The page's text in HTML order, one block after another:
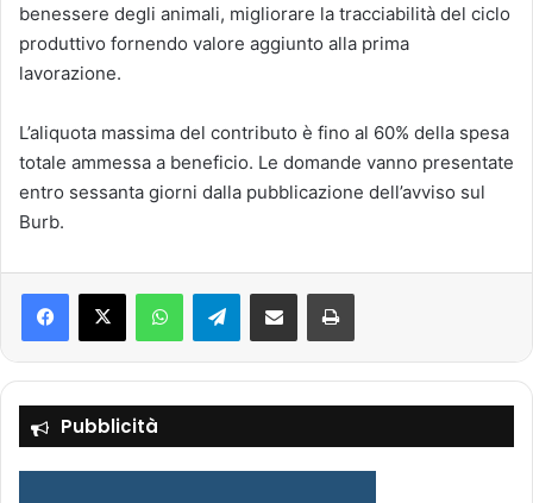
benessere degli animali, migliorare la tracciabilità del ciclo
produttivo fornendo valore aggiunto alla prima
lavorazione.
L’aliquota massima del contributo è fino al 60% della spesa
totale ammessa a beneficio. Le domande vanno presentate
entro sessanta giorni dalla pubblicazione dell’avviso sul
Burb.
Telegram
Pubblicità